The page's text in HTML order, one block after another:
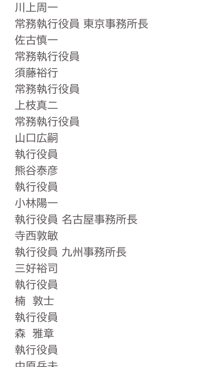
川上周一
常務執行役員 東京事務所長
佐古慎一
常務執行役員
須藤裕行
常務執行役員
上枝真二
常務執行役員
山口広嗣
執行役員
熊谷泰彦
執行役員
小林陽一
執行役員 名古屋事務所長
寺西敦敏
執行役員 九州事務所長
三好裕司
執行役員
楠 敦士
執行役員
森 雅章
執行役員